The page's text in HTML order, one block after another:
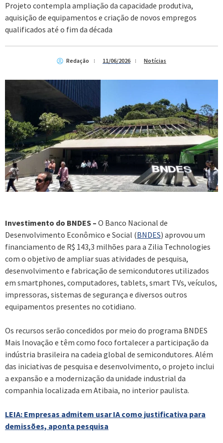
Projeto contempla ampliação da capacidade produtiva,
aquisição de equipamentos e criação de novos empregos
qualificados até o fim da década
Redação 11/06/2026 Notícias
Investimento do BNDES – O Banco Nacional de
Desenvolvimento Econômico e Social (BNDES) aprovou um
financiamento de R$ 143,3 milhões para a Zilia Technologies
com o objetivo de ampliar suas atividades de pesquisa,
desenvolvimento e fabricação de semicondutores utilizados
em smartphones, computadores, tablets, smart TVs, veículos,
impressoras, sistemas de segurança e diversos outros
equipamentos presentes no cotidiano.
Os recursos serão concedidos por meio do programa BNDES
Mais Inovação e têm como foco fortalecer a participação da
indústria brasileira na cadeia global de semicondutores. Além
das iniciativas de pesquisa e desenvolvimento, o projeto inclui
a expansão e a modernização da unidade industrial da
companhia localizada em Atibaia, no interior paulista.
LEIA: Empresas admitem usar IA como justificativa para
demissões, aponta pesquisa